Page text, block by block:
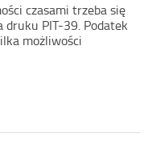
czasami trzeba się
PIT-39. Podatek
możliwości